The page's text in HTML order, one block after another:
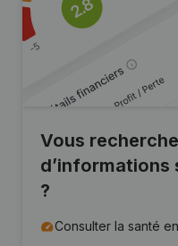
Vous
?
Consulter la santé